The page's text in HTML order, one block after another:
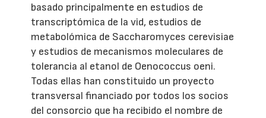
basado principalmente en estudios de
transcriptómica de la vid, estudios de
metabolómica de Saccharomyces cerevisiae
y estudios de mecanismos moleculares de
tolerancia al etanol de Oenococcus oeni.
Todas ellas han constituido un proyecto
transversal financiado por todos los socios
del consorcio que ha recibido el nombre de